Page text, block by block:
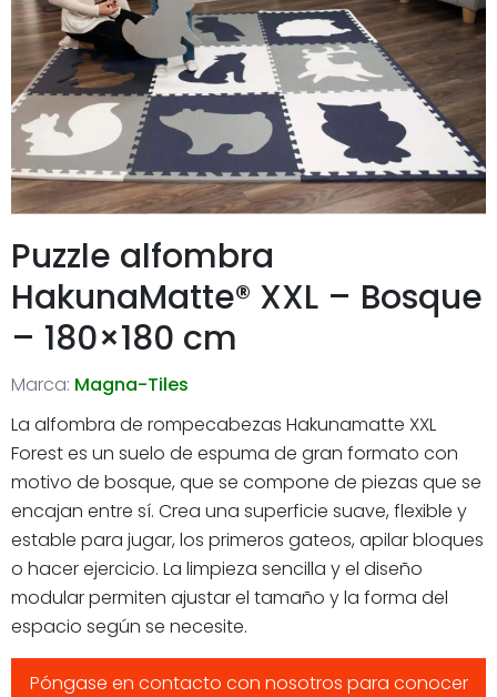
Puzzle alfombra
HakunaMatte® XXL – Bosque
– 180×180 cm
Marca: Magna-Tiles
La alfombra de rompecabezas Hakunamatte XXL
Forest es un suelo de espuma de gran formato con
motivo de bosque, que se compone de piezas que se
encajan entre sí. Crea una superficie suave, flexible y
estable para jugar, los primeros gateos, apilar bloques
o hacer ejercicio. La limpieza sencilla y el diseño
modular permiten ajustar el tamaño y la forma del
espacio según se necesite.
Póngase en contacto con nosotros para conocer